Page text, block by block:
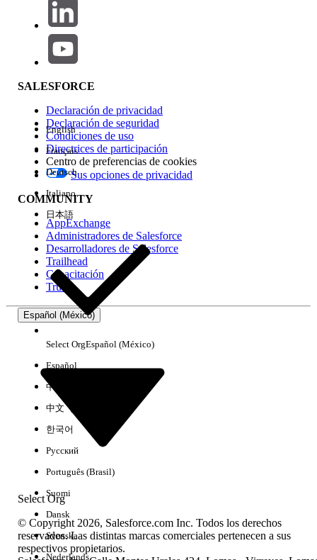
Repercusión de función
Edición
Experiencia
No hay resultados
SALESFORCE
Declaración de privacidad
Declaración de seguridad
Condiciones de uso
Directrices de participación
Centro de preferencias de cookies
Sus opciones de privacidad
COMMUNITY
AppExchange
Administradores de Salesforce
Desarrolladores de Salesforce
Trailhead
Capacitación
Trust
Español (México)
Select Org
English
Français
Deutsch
Italiano
日本語
Select OrgEspañol (México)
Español
中文（简体）
中文（繁體）
한국어
Русский
Português (Brasil)
Suomi
Dansk
Svenska
Nederlands
© Copyright 2026, Salesforce.com Inc. Todos los derechos
reservados. Las distintas marcas comerciales pertenecen a sus
respectivos propietarios.